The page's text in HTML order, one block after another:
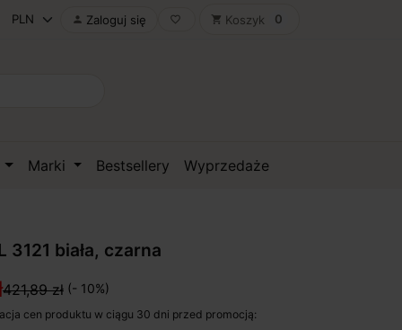
 Zaloguj się favorite_border shopping_cart Koszyk 0
Marki Bestsellery Wyprzedaże
3121 biała, czarna
421,89 zł (- 10%)
cen produktu w ciągu 30 dni przed promocją: